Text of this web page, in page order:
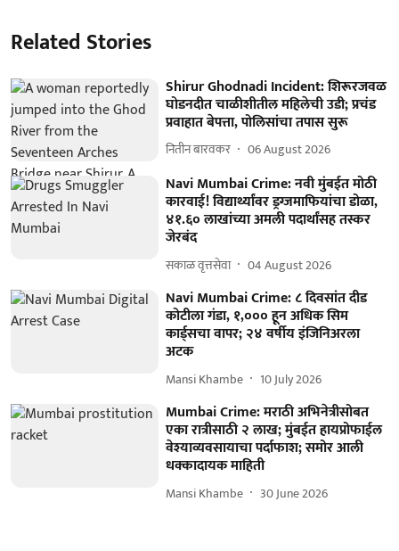
Related Stories
Shirur Ghodnadi Incident: शिरूरजवळ
घोडनदीत चाळीशीतील महिलेची उडी; प्रचंड
प्रवाहात बेपत्ता, पोलिसांचा तपास सुरू
नितीन बारवकर 06 August 2026
Navi Mumbai Crime: नवी मुंबईत मोठी
कारवाई! विद्यार्थ्यांवर ड्रग्जमाफियांचा डोळा,
४१.६० लाखांच्या अमली पदार्थांसह तस्कर
जेरबंद
सकाळ वृत्तसेवा 04 August 2026
Navi Mumbai Crime: ८ दिवसांत दीड
कोटीला गंडा, १,००० हून अधिक सिम
कार्ड्सचा वापर; २४ वर्षीय इंजिनिअरला
अटक
Mansi Khambe 10 July 2026
Mumbai Crime: मराठी अभिनेत्रीसोबत
एका रात्रीसाठी २ लाख; मुंबईत हायप्रोफाईल
वेश्याव्यवसायाचा पर्दाफाश; समोर आली
धक्कादायक माहिती
Mansi Khambe 30 June 2026